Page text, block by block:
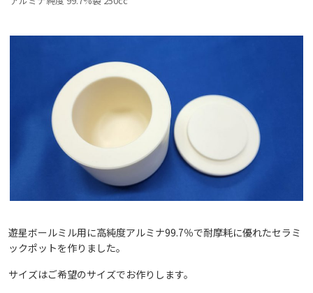
遊星ボールミル用に高純度アルミナ99.7％で耐摩耗に優れたセラミ
ックポットを作りました。
サイズはご希望のサイズでお作りします。